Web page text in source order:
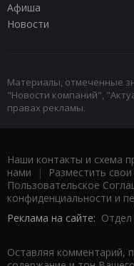
Афиша
Новости
Материалы, отмеченные
"Новости компаний",
правах рекламы.
Наши контакты и схема
нами | Разместить
Пользовательское
конфиденциальности и
Реклама на сайте:
Оставляя комментарий,